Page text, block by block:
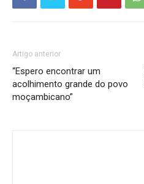
Artigo anterior
“Espero encontrar um
acolhimento grande do povo
moçambicano”